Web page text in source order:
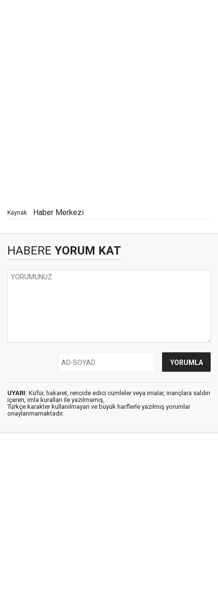
Kaynak: Haber Merkezi
HABERE YORUM KAT
UYARI: Küfür, hakaret, rencide edici cümleler veya imalar, inançlara saldırı
içeren, imla kuralları ile yazılmamış,
Türkçe karakter kullanılmayan ve büyük harflerle yazılmış yorumlar
onaylanmamaktadır.